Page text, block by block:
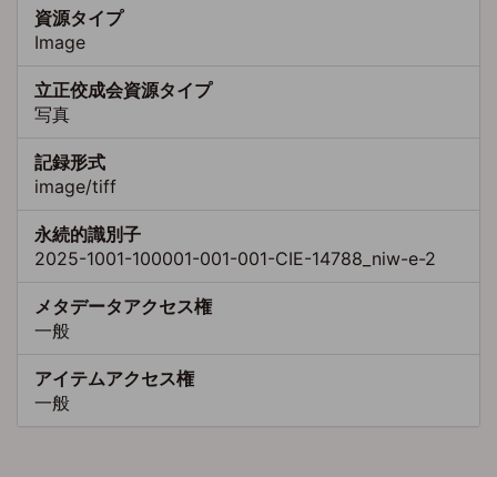
資源タイプ
Image
立正佼成会資源タイプ
写真
記録形式
image/tiff
永続的識別子
2025-1001-100001-001-001-CIE-14788_niw-e-2
メタデータアクセス権
一般
アイテムアクセス権
一般